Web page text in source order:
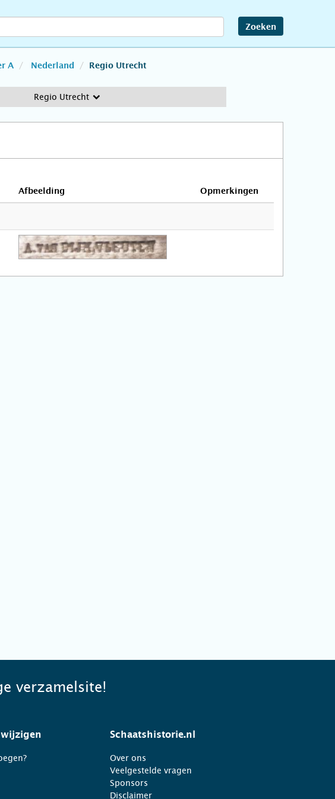
Zoeken
A Nederland Regio Utrecht
Regio Utrecht
Afbeelding Opmerkingen
verzamelsite!
Schaatshistorie.nl
Over ons
Veelgestelde vragen
Sponsors
Disclaimer